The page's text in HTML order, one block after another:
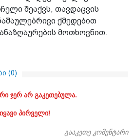
შეაქვს, თავდაცვის
ქმედებით
მოთხოვნით.
(0)
ჯერ არ გაკეთებულა.
იყავი პირველი!
გააკეთე კომენტარი